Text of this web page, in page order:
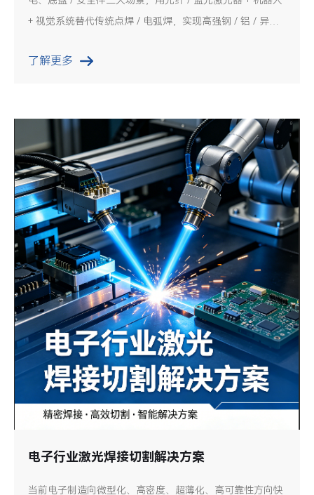
+ 视觉系统替代传统点焊 / 电弧焊，实现高强钢 / 铝 / 异种
安全、
了解更多
电子行业激光焊接切割解决方案
当前电子制造向微型化、高密度、超薄化、高可靠性方向快